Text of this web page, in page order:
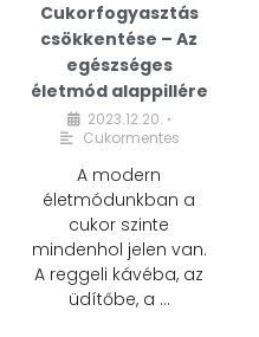
Cukorfogyasztás
csökkentése – Az
egészséges
életmód alappillére
2023.12.20. •
Cukormentes
A modern
életmódunkban a
cukor szinte
mindenhol jelen van.
A reggeli kávéba, az
üdítőbe, a …